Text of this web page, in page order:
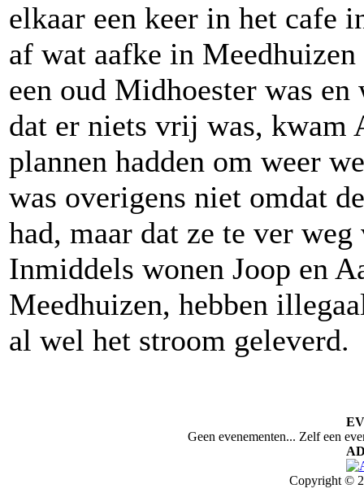
elkaar een keer in het cafe
af wat aafke in
een oud Midhoester was
dat er niets vrij was, kwam
plannen hadden om weer
was overigens niet omdat
had, maar dat ze te ver
Inmiddels wonen Joop en
Meedhuizen, hebben
al wel het stroom geleverd.
Geen evenementen... Zelf een
Copyright ©